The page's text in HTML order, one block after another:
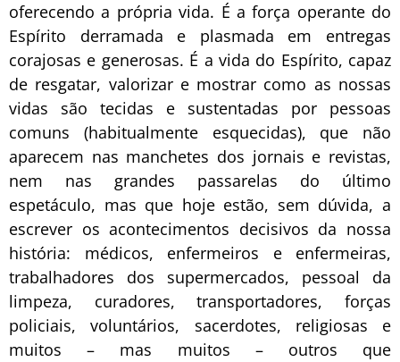
oferecendo a própria vida. É a força operante do
Espírito derramada e plasmada em entregas
corajosas e generosas. É a vida do Espírito, capaz
de resgatar, valorizar e mostrar como as nossas
vidas são tecidas e sustentadas por pessoas
comuns (habitualmente esquecidas), que não
aparecem nas manchetes dos jornais e revistas,
nem nas grandes passarelas do último
espetáculo, mas que hoje estão, sem dúvida, a
escrever os acontecimentos decisivos da nossa
história: médicos, enfermeiros e enfermeiras,
trabalhadores dos supermercados, pessoal da
limpeza, curadores, transportadores, forças
policiais, voluntários, sacerdotes, religiosas e
muitos – mas muitos – outros que